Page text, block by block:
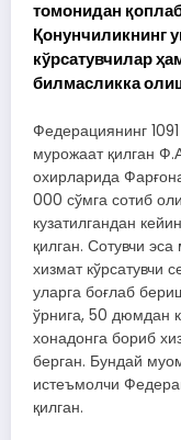
томонидан
Қонунчиликнинг
кўрсатувчилар
билмасликка
Федерациянинг
мурожаат қилган
охирларида
000 сўмга сотиб
кузатилгандан
қилган. Сотувчи
хизмат кўрсатувчи
уларга боғлаб
ўрнига, 50 дюмдан
хонадонга бориб
берган. Бундай
истеъмолчи
қилган.